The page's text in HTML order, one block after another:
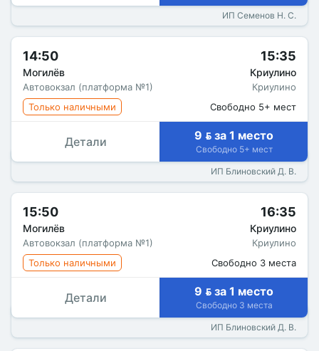
ИП Семенов Н. С.
14:50
Могилёв
Автовокзал (платформа №1)
15:35
Криулино
Криулино
Только наличными
Свободно 5+ мест
Детали 9  за 1 место
Свободно 5+ мест
ИП Блиновский Д. В.
15:50
Могилёв
Автовокзал (платформа №1)
16:35
Криулино
Криулино
Только наличными
Свободно 3 места
Детали 9  за 1 место
Свободно 3 места
ИП Блиновский Д. В.